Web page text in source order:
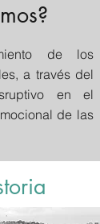
de los
a través del
en el
de las